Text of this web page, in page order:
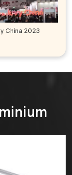
China 2023